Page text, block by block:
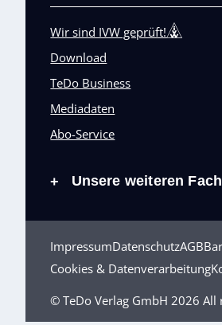
Wir sind IVW geprüft!
Download
TeDo Business
Mediadaten
Abo-Service
+ Unsere weiteren
ImpressumDatenschutzAGB
Cookies & Datenverarbeitung
© TeDo Verlag GmbH 2026 All